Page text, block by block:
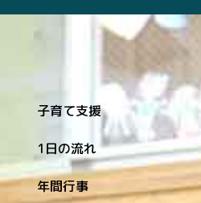
子育て支援
1日の流れ
年間行事